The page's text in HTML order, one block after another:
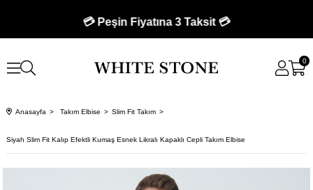
💳 Peşin Fiyatına 3 Taksit 💳
0
Anasayfa Takım Elbise Slim Fit Takım
Siyah Slim Fit Kalıp Efektli Kumaş Esnek Likralı Kapaklı Cepli Takım Elbise